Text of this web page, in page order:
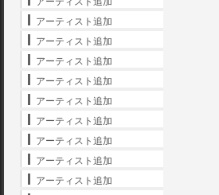
アーティスト追加
アーティスト追加
アーティスト追加
アーティスト追加
アーティスト追加
アーティスト追加
アーティスト追加
アーティスト追加
アーティスト追加